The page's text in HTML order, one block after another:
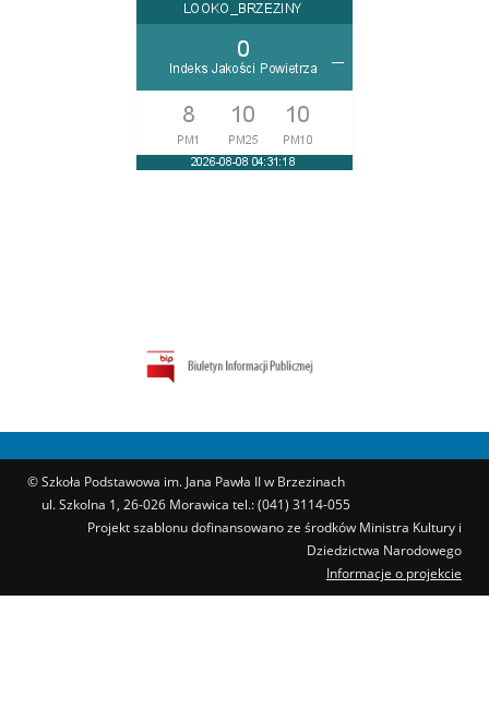
© Szkoła Podstawowa im. Jana Pawła II w Brzezinach
ul. Szkolna 1, 26-026 Morawica tel.: (041) 3114-055
Projekt szablonu dofinansowano ze środków Ministra Kultury i
Dziedzictwa Narodowego
Informacje o projekcie